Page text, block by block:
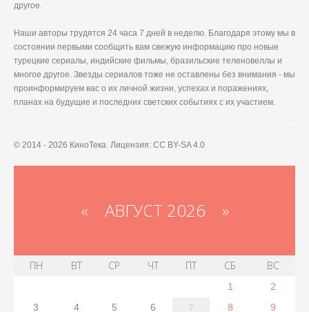
другое.
Наши авторы трудятся 24 часа 7 дней в неделю. Благодаря этому мы в
состоянии первыми сообщить вам свежую информацию про новые
турецкие сериалы, индийские фильмы, бразильские теленовеллы и
многое другое. Звезды сериалов тоже не оставлены без внимания - мы
проинформируем вас о их личной жизни, успехах и поражениях,
планах на будущие и последних светских событиях с их участием.
© 2014 - 2026 КиноТека. Лицензия: CC BY-SA 4.0
« АВГУСТ 2026 »
ПН ВТ СР ЧТ ПТ СБ ВС
1
2
3
4 5 6 7 8 9